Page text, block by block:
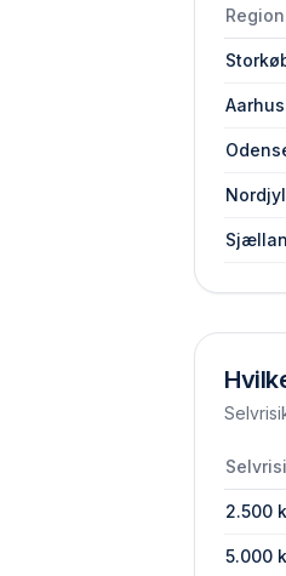
Region
2.500
5.000